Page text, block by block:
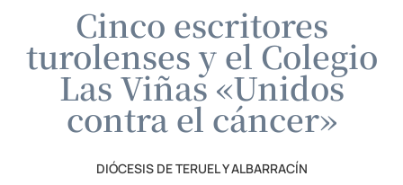
Cinco escritores
turolenses y el Colegio
Las Viñas «Unidos
contra el cáncer»
DIÓCESIS DE TERUEL Y ALBARRACÍN